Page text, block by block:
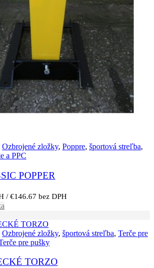
Ozbrojené zložky, Poppre, športová streľba,
a PPC
POPPER
/ €146.67 bez DPH
Ozbrojené zložky, športová streľba, Terče pre
pre pušky
TORZO